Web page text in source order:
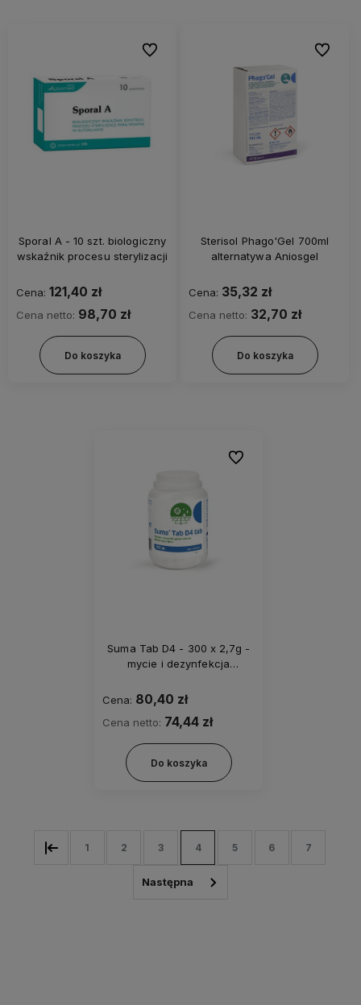
Sporal A - 10 szt. biologiczny
wskaźnik procesu sterylizacji
Cena: 121,40 zł
Cena netto: 98,70 zł
Do koszyka
Do ulubionych
Sterisol Phago'Gel 700ml
alternatywa Aniosgel
Cena: 35,32 zł
Cena netto: 32,70 zł
Do koszyka
Do
Suma Tab D4 - 300 x 2,7g -
mycie i dezynfekcja
Cena: 80,40 zł
Cena netto: 74,44 zł
Do koszyka
Do ulubionych
1 2 3 4 5 6 7